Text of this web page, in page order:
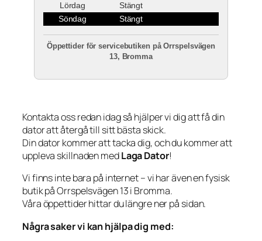
Lördag
Stängt
Söndag
Stängt
Öppettider för servicebutiken på Orrspelsvägen
13, Bromma
Kontakta oss redan idag så hjälper vi dig att få din
dator att återgå till sitt bästa skick.
Din dator kommer att tacka dig, och du kommer att
uppleva skillnaden medLaga Dator!
Vi finns inte bara på internet – vi har även en fysisk
butik på Orrspelsvägen 13 i Bromma.
Våra öppettider hittar du längre ner på sidan.
Några saker vi kan hjälpa dig med: